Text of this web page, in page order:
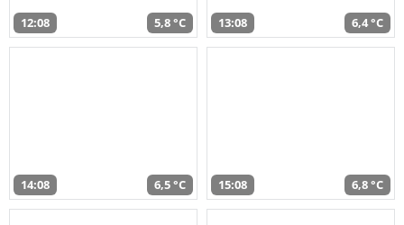
12:08 5,8 °C 13:08 6,4 °C
14:08 6,5 °C 15:08 6,8 °C